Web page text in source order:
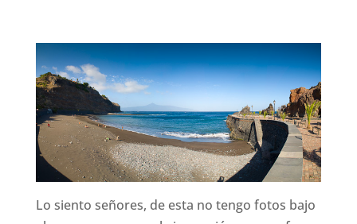
Lo siento señores, de esta no tengo fotos bajo